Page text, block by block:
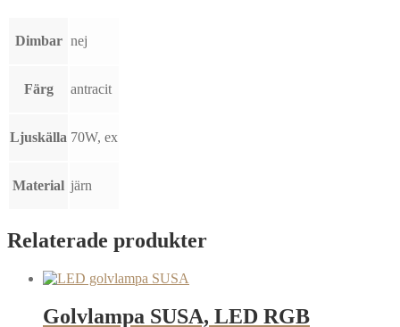
Dimbar nej
Färg antracit
Ljuskälla 70W, ex
Material järn
Relaterade produkter
Golvlampa SUSA, LED RGB